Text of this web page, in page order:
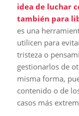
idea de luchar
también para
es una
utilicen para
tristeza o
gestionarlos de
misma forma,
contenido o de
casos más